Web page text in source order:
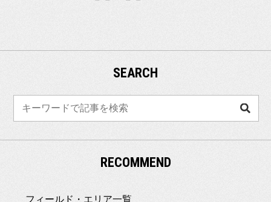
SEARCH
RECOMMEND
フィールド・エリア一覧